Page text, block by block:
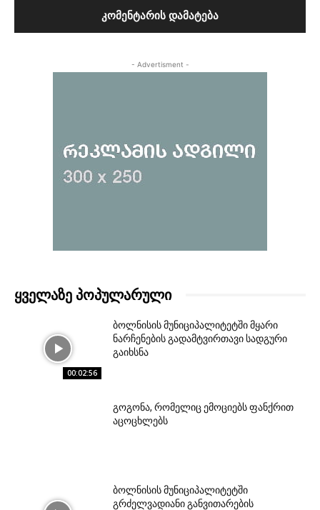
- Advertisment -
ᲧᲕᲔᲚᲐᲖᲔ ᲞᲝᲞᲣᲚᲐᲠᲣᲚᲘ
00:02:56
ბოლნისის მუნიციპალიტეტში მყარი
ნარჩენების გადამტვირთავი სადგური
გაიხსნა
გოგონა, რომელიც ემოციებს ფანქრით
აცოცხლებს
ბოლნისის მუნიციპალიტეტში
გრძელვადიანი განვითარების